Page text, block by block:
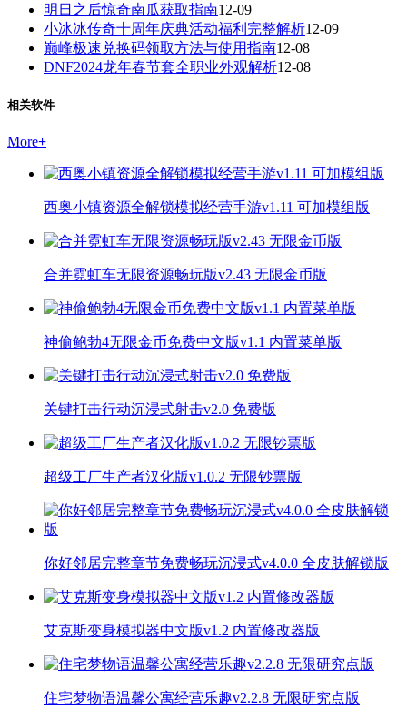
明日之后惊奇南瓜获取指南12-09
小冰冰传奇十周年庆典活动福利完整解析12-09
巅峰极速兑换码领取方法与使用指南12-08
DNF2024龙年春节套全职业外观解析12-08
相关软件
More+
西奥小镇资源全解锁模拟经营手游v1.11 可加模组版
合并霓虹车无限资源畅玩版v2.43 无限金币版
神偷鲍勃4无限金币免费中文版v1.1 内置菜单版
关键打击行动沉浸式射击v2.0 免费版
超级工厂生产者汉化版v1.0.2 无限钞票版
你好邻居完整章节免费畅玩沉浸式v4.0.0 全皮肤解锁版
艾克斯变身模拟器中文版v1.2 内置修改器版
住宅梦物语温馨公寓经营乐趣v2.2.8 无限研究点版